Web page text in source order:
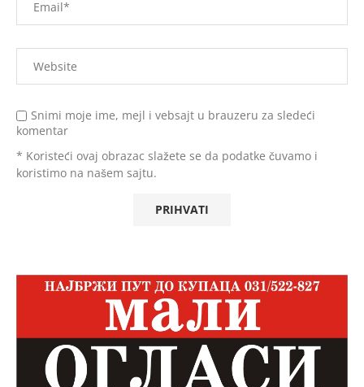
Snimi moje ime, mejl i vebsajt u brauzeru za sledeći
komentar
* Koristeći ovaj obrazac slažete se da podatke čuvamo i
koristimo na našem sajtu.